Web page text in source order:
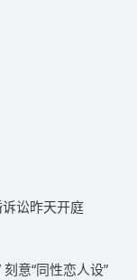
讼昨天开庭
意“同性恋人设”